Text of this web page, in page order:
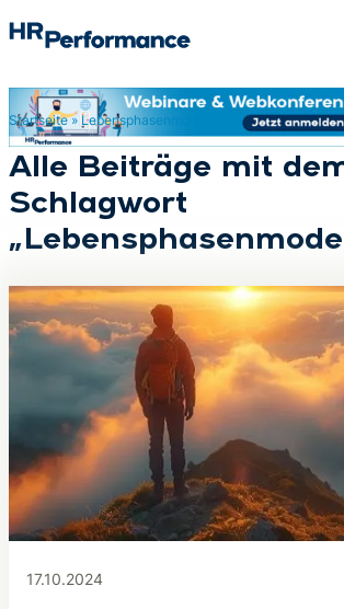
Suchen
Startseite» Lebensphasenmodell
Alle Beiträge mit
Schlagwort
17.10.2024